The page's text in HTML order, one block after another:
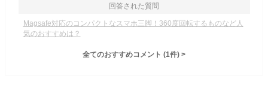
回答された質問
Magsafe対応のコンパクトなスマホ三脚！360度回転するものなど人
気のおすすめは？
全てのおすすめコメント (1件) >